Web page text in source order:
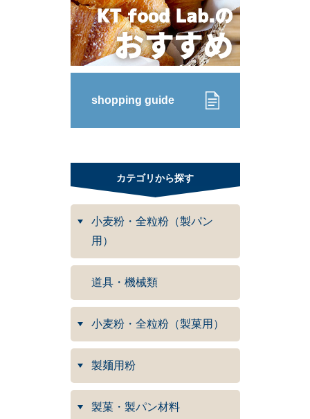
shopping guide
カテゴリから探す
小麦粉・全粒粉（製パン
用）
道具・機械類
小麦粉・全粒粉（製菓用）
製麺用粉
製菓・製パン材料